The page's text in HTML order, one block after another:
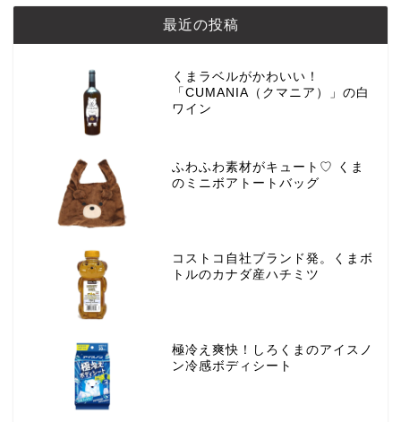
最近の投稿
くまラベルがかわいい！
「CUMANIA（クマニア）」の白
ワイン
ふわふわ素材がキュート♡ くま
のミニボアトートバッグ
コストコ自社ブランド発。くまボ
トルのカナダ産ハチミツ
極冷え爽快！しろくまのアイスノ
ン冷感ボディシート